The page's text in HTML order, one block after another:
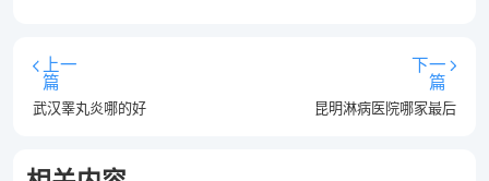
上一
篇
武汉睾丸炎哪的好
下一
篇
昆明淋病医院哪家最后